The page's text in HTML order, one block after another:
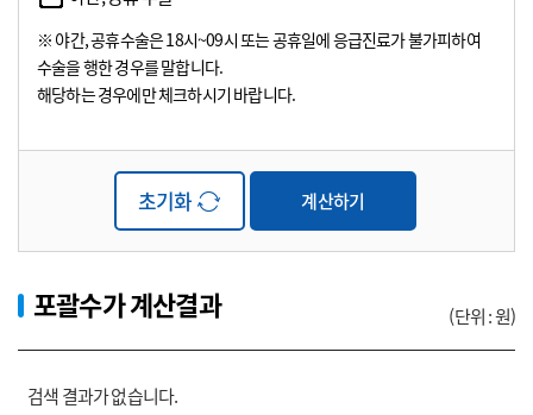
※ 야간, 공휴수술은 18시~09시 또는 공휴일에 응급진료가 불가피하여
수술을 행한 경우를 말합니다.
해당하는 경우에만 체크하시기 바랍니다.
초기화 계산하기
포괄수가 계산결과
(단위 : 원)
괄
검색 결과가 없습니다.